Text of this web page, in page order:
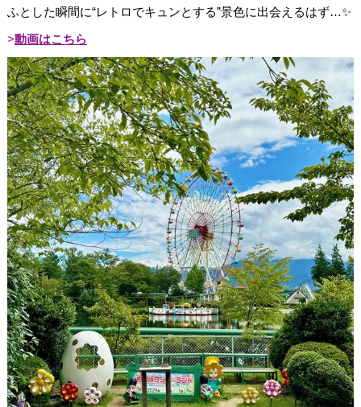
ふとした瞬間に“レトロでキュンとする”景色に出会えるはず…✨
動画はこちら